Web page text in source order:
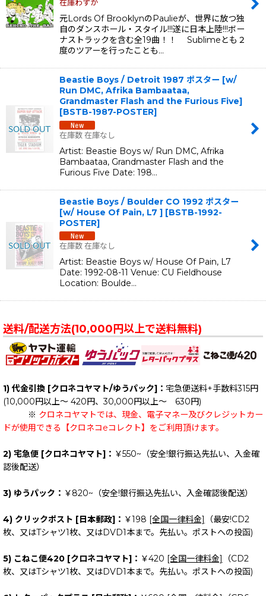
在庫わずか
元Lords Of BrooklynのPaulieが、世界に放つ独
自のダンスホール・スタイル!!!遂に日本上陸!!!ボー
ナストラックを含む全19曲！！ Sublimeとも２
度のツアーを行ったことも…
Beastie Boys / Detroit 1987 ポスター [w/
Run DMC, Afrika Bambaataa,
Grandmaster Flash and the Furious Five]
[BSTB-1987-POSTER]
在庫数 在庫なし
Artist: Beastie Boys w/ Run DMC, Afrika
Bambaataa, Grandmaster Flash and the
Furious Five Date: 198…
Beastie Boys / Boulder CO 1992 ポスター
[w/ House Of Pain, L7 ] [BSTB-1992-
POSTER]
在庫数 在庫なし
Artist: Beastie Boys w/ House Of Pain, L7
Date: 1992-08-11 Venue: CU Fieldhouse
Location: Boulde…
送料/配送方法(10,000円以上で送料無料)
1) 代金引換 [クロネコヤマト/ゆうパック]： 宅急便送料+手数料315円
(10,000円以上～ 420円、30,000円以上～ 630円)
※ クロネコヤマトでは、現金、電子マネー及びクレジットカー
ドが使用できる【クロネコeコレクト】をご利用頂けます。
2) 宅急便 [クロネコヤマト]： ￥550~（安全!銀行振込先払い、入金確
認後配送）
3) ゆうパック： ￥820~（安全!銀行振込先払い、入金確認後配送）
4) クリックポスト [日本郵政]： ￥198 [全国一律料金]
（最安!CD2
枚、又はTシャツ1枚、又はDVD1本まで。先払い。ポストへの投函)
5) こねこ便420 [クロネコヤマト]： ￥420 [全国一律料金]
（CD2
枚、又はTシャツ1枚、又はDVD1本まで。先払い。ポストへの投函)